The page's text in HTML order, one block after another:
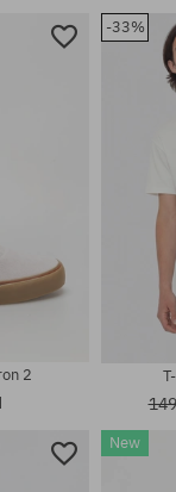
rozmiar
2
-33%
New